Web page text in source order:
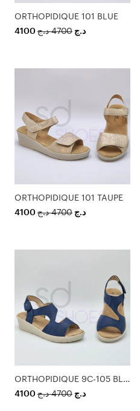
ORTHOPIDIQUE 101 BLUE
4100
د.ج 4700 د.ج
ORTHOPIDIQUE 101 TAUPE
4100
د.ج 4700 د.ج
ORTHOPIDIQUE 9C-105 BLUE
4100
د.ج 4700 د.ج